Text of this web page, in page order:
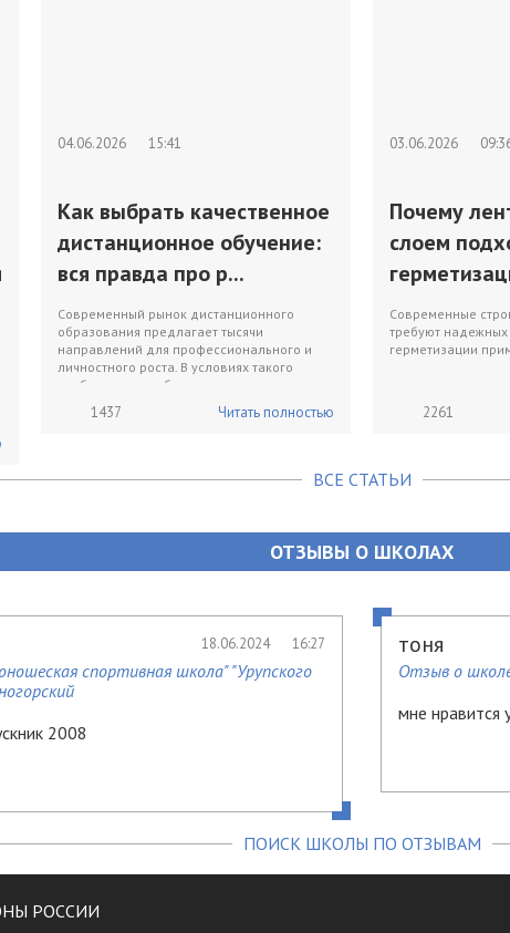
04.06.2026 15:41
Как выбрать качественное
дистанционное обучение:
вся правда про р...
Современный рынок дистанционного
образования предлагает тысячи
направлений для профессионального и
личностного роста. В условиях такого
изобилия перед будущими студе...
1437 Читать полностью
03.06.2026
Почему
слоем
Современные
требуют
герметизации
2261
ВСЕ СТАТЬИ
ОТЗЫВЫ О ШКОЛАХ
18.06.2024 16:27
спортивная школа" "Урупского
2008
тоня
Отзыв о
мне нравится
ПОИСК ШКОЛЫ ПО ОТЗЫВАМ
РОССИИ